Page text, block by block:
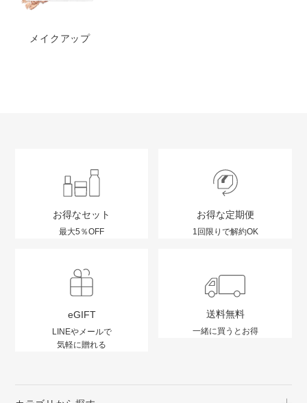
メイクアップ
お得なセット
最大5％OFF
お得な定期便
1回限りで解約OK
eGIFT
LINEやメールで
気軽に贈れる
送料無料
一緒に買うとお得